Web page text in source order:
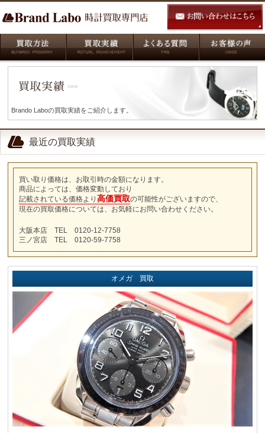
Brando Laboの買取実績をご紹介します。
最近の買取実績
買い取り価格は、お取引時の金額になります。
商品によっては、価格変動しており
記載されている価格より 高価買取の可能性がございますので、
現在の買取価格については、お気軽にお問い合わせください。
大阪本店 TEL 0120-12-7758
三ノ宮店 TEL 0120-59-7758
オメガ 買取